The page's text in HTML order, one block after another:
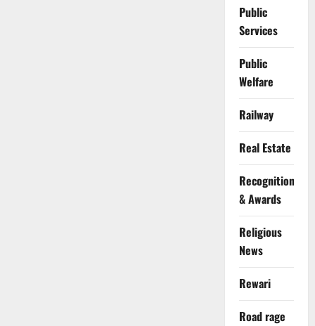
Public
Services
Public
Welfare
Railway
Real Estate
Recognition
& Awards
Religious
News
Rewari
Road rage